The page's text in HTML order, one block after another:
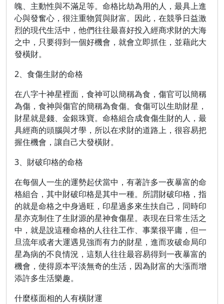
魄、主動性與不滿足等。命格比劫為用的人，最具上進
心與發奮心，很注重物質與財富。因此，在競爭日益激
烈的現代生活中，他們往往最喜好投入經商求財的大海
之中，只要得到一個好機會，就會立即抓住，並藉此大
發橫財。
2、食傷生財的命格
在八字十神星裡面，食神可以簡稱為食，傷官可以簡稱
為傷，食神與傷官的簡稱為食傷。食傷可以生助財星，
財星就是錢、金銀珠寶。命格組合成食傷生財的人，最
具經商的頭腦與才學，所以在求財的道路上，很容易把
握住機會，讓自己大發橫財。
3、財破印格的命格
在每個人一生的運勢起伏當中，有著許多一夜暴富的命
格組合，其中財破印格是其中一種。所謂財破印格，指
的就是命格之中身過旺，印星過多來生扶自己，同時印
星亦克制住了生財源的星神食傷星。表現在日常生活之
中，就是說這種命格的人往往工作、事業很平庸，但一
旦流年或者大運遇見強而有力的財星，進而攻破命局印
星為病的不良情況，這類人往往最容易得到一夜暴富的
機會，使得原本平淡無奇的生活，因為財富的大漲而增
添許多生活樂趣。
什麼樣面相的人有橫財運